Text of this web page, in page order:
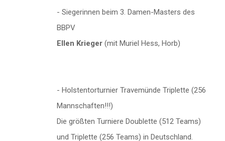
- Siegerinnen beim 3. Damen-Masters des
BBPV
Ellen Krieger (mit Muriel Hess, Horb)
- Holstentorturnier Travemünde Triplette (256
Mannschaften!!!)
Die größten Turniere Doublette (512 Teams)
und Triplette (256 Teams) in Deutschland.